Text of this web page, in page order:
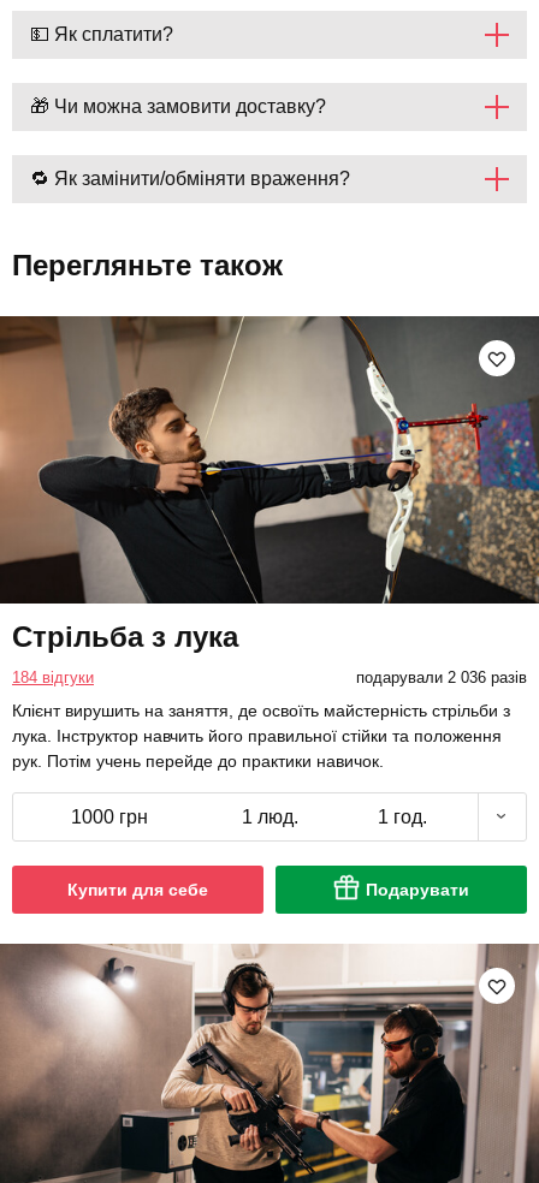
💵 Як сплатити?
🎁 Чи можна замовити доставку?
🔁 Як замінити/обміняти враження?
Перегляньте також
Стрільба з лука
184 відгуки подарували 2 036 разів
Клієнт вирушить на заняття, де освоїть майстерність стрільби з
лука. Інструктор навчить його правильної стійки та положення
рук. Потім учень перейде до практики навичок.
1000 грн 1 люд. 1 год.
Купити для себе Подарувати